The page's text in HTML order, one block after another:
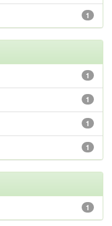
1
1
1
1
1
1